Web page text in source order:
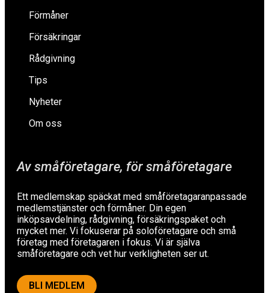
Av småföretagare, för småföretagare
Ett medlemskap späckat med småföretagaranpassade
medlemstjänster och förmåner. Din egen
inköpsavdelning, rådgivning, försäkringspaket och
mycket mer. Vi fokuserar på soloföretagare och små
företag med företagaren i fokus. Vi är själva
småföretagare och vet hur verkligheten ser ut.
BLI MEDLEM
Förmåner
Försäkringar
Rådgivning
Tips
Nyheter
Om oss